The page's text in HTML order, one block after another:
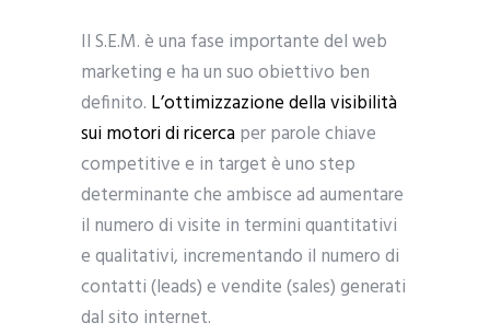
Il S.E.M. è una fase importante del web
marketing e ha un suo obiettivo ben
definito. L’ottimizzazione della visibilità
sui motori di ricercaper parole chiave
competitive e in target è uno step
determinante che ambisce ad aumentare
il numero di visite in termini quantitativi
e qualitativi, incrementando il numero di
contatti (leads) e vendite (sales) generati
dal sito internet.